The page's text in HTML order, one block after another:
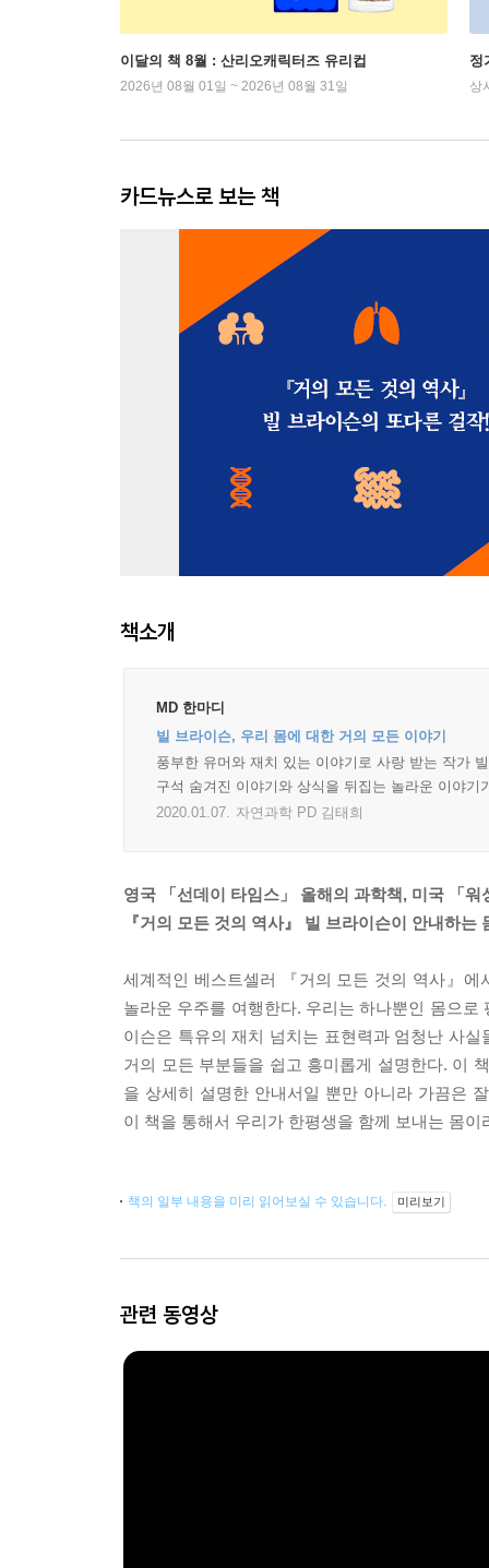
이달의 책 8월 : 산리오캐릭터즈 유리컵
2026년 08월 01일 ~ 2026년 08월 31일
정
상
카드뉴스로 보는 책
책소개
MD 한마디
빌 브라이슨, 우리 몸에 대한 거의 모든 이야기
풍부한 유머와 재치 있는 이야기로 사랑 받는 작가
구석 숨겨진 이야기와 상식을 뒤집는 놀라운 이야
2020.01.07. 자연과학 PD 김태희
영국 「선데이 타임스」 올해의 과학책, 미국 「
『거의 모든 것의 역사』 빌 브라이슨이 안내하는
세계적인 베스트셀러 『거의 모든 것의 역사』
놀라운 우주를 여행한다. 우리는 하나뿐인 몸으
이슨은 특유의 재치 넘치는 표현력과 엄청난 사
거의 모든 부분들을 쉽고 흥미롭게 설명한다. 이
을 상세히 설명한 안내서일 뿐만 아니라 가끔은
이 책을 통해서 우리가 한평생을 함께 보내는 몸
책의 일부 내용을 미리 읽어보실 수 있습니다. 미리보기
관련 동영상